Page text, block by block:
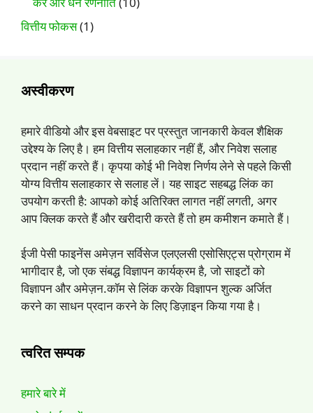
वित्तीय फोकस(1)
अस्वीकरण
हमारे वीडियो और इस वेबसाइट पर प्रस्तुत जानकारी केवल शैक्षिक
उद्देश्य के लिए है। हम वित्तीय सलाहकार नहीं हैं, और निवेश सलाह
प्रदान नहीं करते हैं। कृपया कोई भी निवेश निर्णय लेने से पहले किसी
योग्य वित्तीय सलाहकार से सलाह लें। यह साइट सहबद्ध लिंक का
उपयोग करती है: आपको कोई अतिरिक्त लागत नहीं लगती, अगर
आप क्लिक करते हैं और खरीदारी करते हैं तो हम कमीशन कमाते हैं।
ईजी पेसी फाइनेंस अमेज़न सर्विसेज एलएलसी एसोसिएट्स प्रोग्राम में
भागीदार है, जो एक संबद्ध विज्ञापन कार्यक्रम है, जो साइटों को
विज्ञापन और अमेज़न.कॉम से लिंक करके विज्ञापन शुल्क अर्जित
करने का साधन प्रदान करने के लिए डिज़ाइन किया गया है।
त्वरित सम्पक
हमारे बारे में